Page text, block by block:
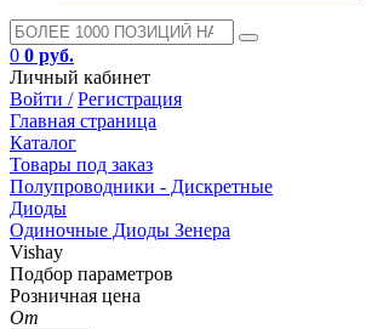
0 0 руб.
Личный кабинет
Войти / Регистрация
Главная страница
Каталог
Товары под заказ
Полупроводники - Дискретные
Диоды
Одиночные Диоды Зенера
Vishay
Подбор параметров
Розничная цена
От